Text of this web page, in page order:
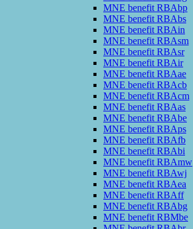
MNE benefit RBAbp
MNE benefit RBAbs
MNE benefit RBAin
MNE benefit RBAsm
MNE benefit RBAsr
MNE benefit RBAir
MNE benefit RBAae
MNE benefit RBAcb
MNE benefit RBAcm
MNE benefit RBAas
MNE benefit RBAbe
MNE benefit RBAps
MNE benefit RBAfb
MNE benefit RBAbi
MNE benefit RBAmw
MNE benefit RBAwj
MNE benefit RBAea
MNE benefit RBAff
MNE benefit RBAbg
MNE benefit RBMbe